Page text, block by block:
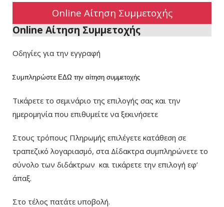
Online Αίτηση Συμμετοχής
Online Αίτηση Συμμετοχής
Οδηγίες για την εγγραφή
Συμπληρώστε ΕΔΩ την αίτηση συμμετοχής
Τικάρετε το σεμινάριο της επιλογής σας και την
ημερομηνία που επιθυμείτε να ξεκινήσετε
Στους τρόπους Πληρωμής επιλέγετε κατάθεση σε
τραπεζικό λογαριασμό, στα Δίδακτρα συμπληρώνετε το
σύνολο των διδάκτρων και τικάρετε την επιλογή εφ’
άπαξ.
Στο τέλος πατάτε υποβολή.